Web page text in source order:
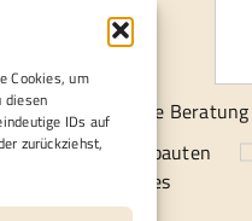
Cookies, um
diesen
IDs auf
zurückziehst,
Telefonisch
professionelle Beratung
Innenausbauten
Sonstiges